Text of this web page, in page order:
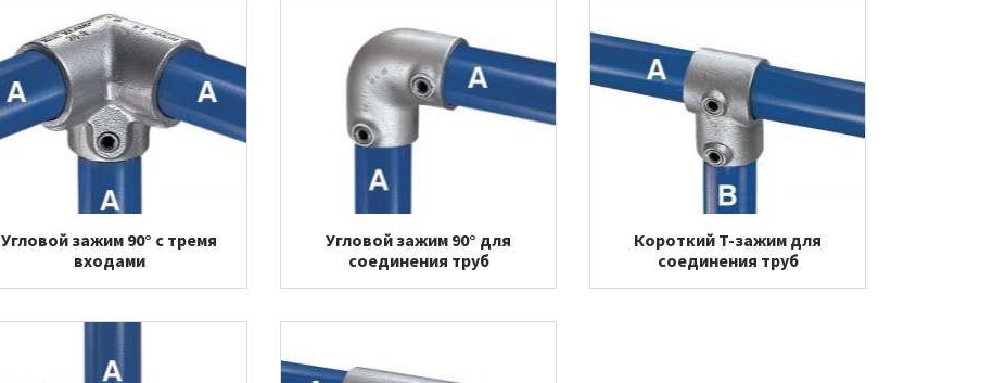
Угловой зажим 90° с тремя
входами
Угловой зажим 90° для
соединения труб
Короткий T-зажим для
соединения труб